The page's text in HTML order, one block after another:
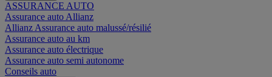
ASSURANCE AUTO
Assurance auto Allianz
Allianz Assurance auto malussé/résilié
Assurance auto au km
Assurance auto électrique
Assurance auto semi autonome
Conseils auto